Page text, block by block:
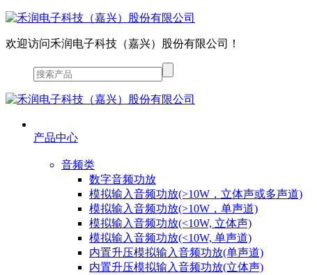
欢迎访问禾润电子科技（嘉兴）股份有限公司！
产品中心
音频类
数字音频功放
模拟输入音频功放(>10W，立体声或多声道)
模拟输入音频功放(>10W，单声道)
模拟输入音频功放(<10W, 立体声)
模拟输入音频功放(<10W, 单声道)
内置升压模拟输入音频功放(单声道)
内置升压模拟输入音频功放(立体声)